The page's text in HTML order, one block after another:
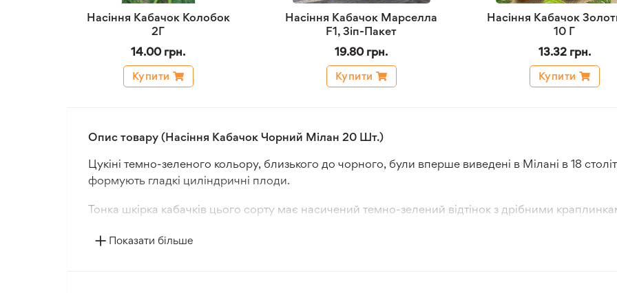
Насіння Кабачок Колобок
2Г
14.00 грн.
Купити
Насіння Кабачок Марселла
F1, Зіп-Пакет
19.80 грн.
Купити
Насіння Кабачок
10 Г
13.32 грн.
Купити
Опис товару (Насіння Кабачок Чорний Мілан 20 Шт.)
Цукіні темно-зеленого кольору, близького до чорного, були вперше виведені в Мілані в 18
формують гладкі циліндричні плоди.
Тонка шкірка кабачків цього сорту має насичений темно-зелений відтінок з дрібними
Показати більше